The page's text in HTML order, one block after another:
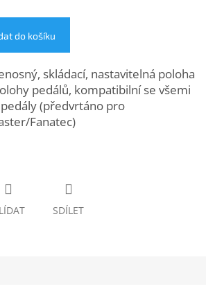
do košíku
skládací, nastavitelná poloha
pedálů, kompatibilní se všemi
(předvrtáno pro
Fanatec)
SDÍLET